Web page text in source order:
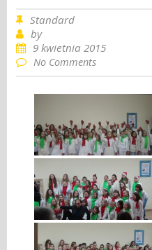
Standard
by
9 kwietnia 2015
No Comments